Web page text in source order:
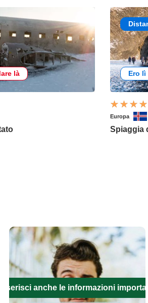
là Ero lì
Europa
Spiaggia
Inserisci anche le informazioni